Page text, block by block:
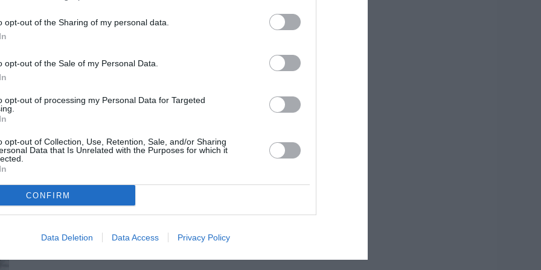
opt-out of the Sharing of my personal data.
opt-out of the Sale of my Personal Data.
opt-out of processing my Personal Data for Targeted
opt-out of Collection, Use, Retention, Sale, and/or Sharing
Data that Is Unrelated with the Purposes for which it
CONFIRM
Data Deletion Data Access Privacy Policy
για τις Διεθνείς Σχέσεις, την Εξωστρέφεια
Σπηλιόπουλο για τα Οικονομικά και την
ΣΟΦΙΑ ΖΥΓΑ